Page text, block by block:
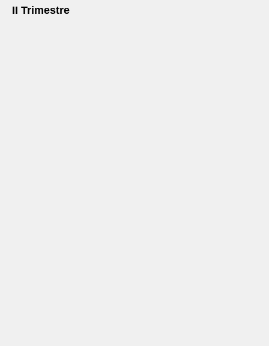
II Trimestre